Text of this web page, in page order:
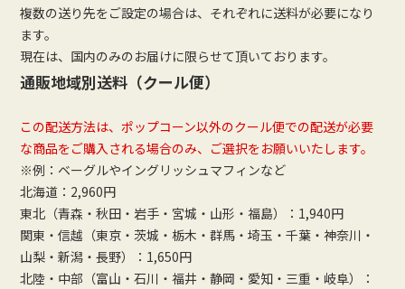
複数の送り先をご設定の場合は、それぞれに送料が必要になり
ます。
現在は、国内のみのお届けに限らせて頂いております。
通販地域別送料（クール便）
この配送方法は、ポップコーン以外のクール便での配送が必要
な商品をご購入される場合のみ、ご選択をお願いいたします。
※例：ベーグルやイングリッシュマフィンなど
北海道：2,960円
東北（青森・秋田・岩手・宮城・山形・福島）：1,940円
関東・信越（東京・茨城・栃木・群馬・埼玉・千葉・神奈川・
山梨・新潟・長野）：1,650円
北陸・中部（富山・石川・福井・静岡・愛知・三重・岐阜）：